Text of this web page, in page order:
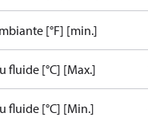
[°F] [min.]
fluide [°C] [Max.]
fluide [°C] [Min.]